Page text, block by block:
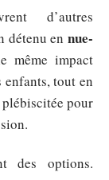
d’autres
détenu en nue-
même impact
enfants, tout en
pour
des options.